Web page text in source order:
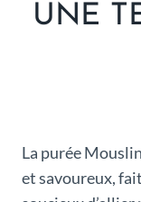
UNE
La purée
et savoureux,